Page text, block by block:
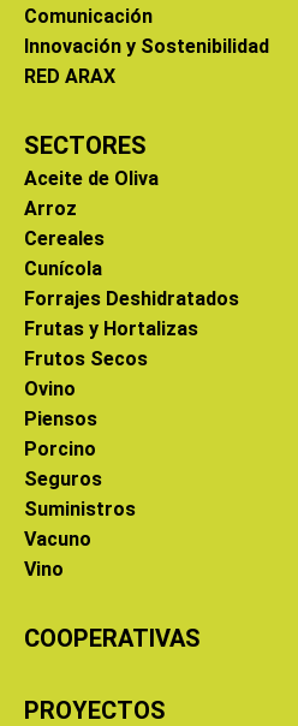
Comunicación
Innovación y Sostenibilidad
RED ARAX
SECTORES
Aceite de Oliva
Arroz
Cereales
Cunícola
Forrajes Deshidratados
Frutas y Hortalizas
Frutos Secos
Ovino
Piensos
Porcino
Seguros
Suministros
Vacuno
Vino
COOPERATIVAS
PROYECTOS